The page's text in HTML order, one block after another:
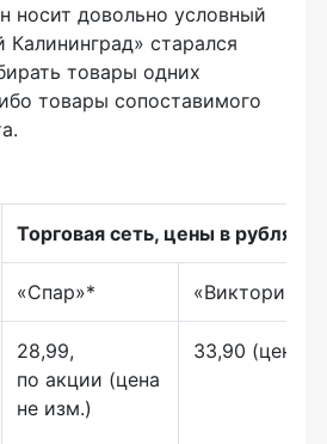
носит довольно условный
старался
товары одних
товары сопоставимого
Торговая сеть, цены в рублях
«Спар»* «Виктория»**
28,99,
по акции (цена
не изм.)
33,90 (цена